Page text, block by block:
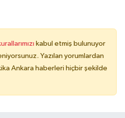
kabul etmiş bulunuyor
Yazılan yorumlardan
Ankara haberleri hiçbir şekilde